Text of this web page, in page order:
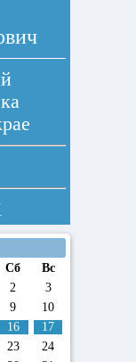
Сб
Вс
2
3
9
10
16
17
23
24